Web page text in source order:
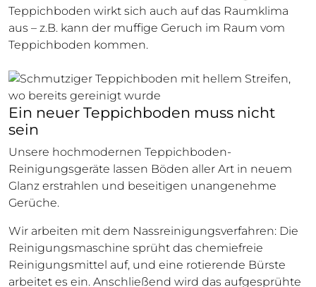
Teppichboden wirkt sich auch auf das Raumklima
aus – z.B. kann der muffige Geruch im Raum vom
Teppichboden kommen.
Ein neuer Teppichboden muss nicht
sein
Unsere hochmodernen Teppichboden-
Reinigungsgeräte lassen Böden aller Art in neuem
Glanz erstrahlen und beseitigen unangenehme
Gerüche.
Wir arbeiten mit dem Nassreinigungsverfahren: Die
Reinigungsmaschine sprüht das chemiefreie
Reinigungsmittel auf, und eine rotierende Bürste
arbeitet es ein. Anschließend wird das aufgesprühte